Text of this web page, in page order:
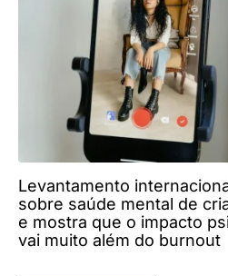
Levantamento
sobre saúde mental de
e mostra que o impacto
vai muito além do burnout